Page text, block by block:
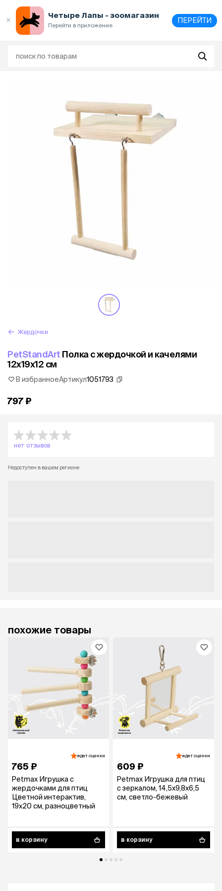
Четыре Лапы - зоомагазин
Перейти в приложение
ПЕРЕЙТИ
Жердочки
PetStandArt Полка с жердочкой и качелями
12x19х12 см
В избранноеАртикул1051793
797 ₽
нет отзывов
Недоступен в вашем регионе
похожие товары
ждет оценки
765 ₽
Petmax Игрушка с
жердочками для птиц
Цветной интерактив,
19х20 см, разноцветный
в корзину
ждет оценки
609 ₽
Petmax Игрушка для птиц
с зеркалом, 14,5х9,8х6,5
см, светло-бежевый
в корзину